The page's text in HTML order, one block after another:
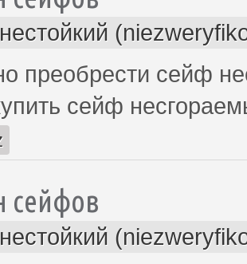
преобрести сейф
сейф
сейфов